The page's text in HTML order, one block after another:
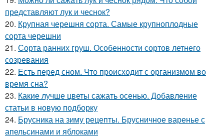
представляют лук и чеснок?
20. Крупная черешня сорта. Самые крупноплодные
сорта черешни
21. Сорта ранних груш. Особенности сортов летнего
созревания
22. Есть перед сном. Что происходит с организмом во
время сна?
23. Какие лучше цветы сажать осенью. Добавление
статьи в новую подборку
24. Брусника на зиму рецепты. Брусничное варенье с
апельсинами и яблоками